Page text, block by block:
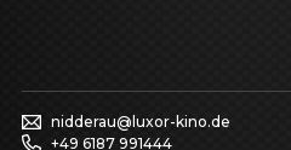
nidderau@luxor-kino.de
+49 6187 991444